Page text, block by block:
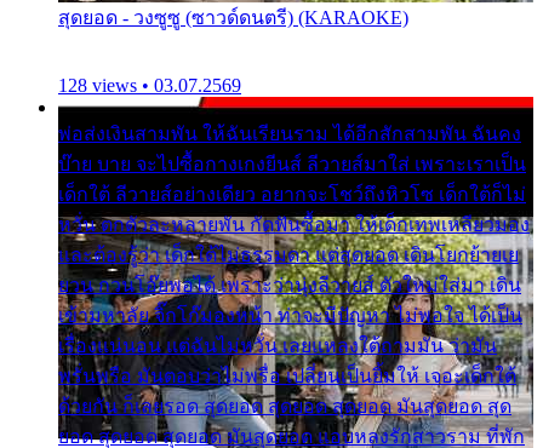
สุดยอด - วงซูซู (ซาวด์ดนตรี) (KARAOKE)
128 views • 03.07.2569
พ่อส่งเงินสามพัน ให้ฉันเรียนราม ได้อีกสักสามพัน ฉันคง
บ๊าย บาย จะไปซื้อกางเกงยีนส์ ลีวายส์มาใส่ เพราะเราเป็น
เด็กใต้ ลีวายส์อย่างเดียว อยากจะโชว์ถึงหิวโซ เด็กใต้ก็ไม่
หวั่น ตกตัวละหลายพัน กัดฟันซื้อมา ให้เด็กเทพเหลียวมอง
และต้องรู้ว่า เด็กใต้ไม่ธรรมดา แต่สุดยอด เดินโยกย้ายเย
ยวน กวนโอ๊ยพอได้ เพราะว่านุ่งลีวายส์ ตัวใหม่ใส่มา เดิน
เข้ามหาลัย จิ๊กโก๊มองหน้า ท่าจะมีปัญหา ไม่พอใจ ได้เป็น
เรื่องแน่นอน แต่ฉันไม่หวั่น เลยแหลงใต้ถามมัน ว่ามัน
พรั่นพรือ มันตอบว่าไม่พรื่อ เปลี่ยนเป็นยิ้มให้ เจอะเด็กใต้
ด้วยกัน ก็เลยรอด สุดยอด สุดยอด สุดยอด มันสุดยอด สุด
ยอด สุดยอด สุดยอด มันสุดยอด แอบหลงรักสาวราม ที่พัก